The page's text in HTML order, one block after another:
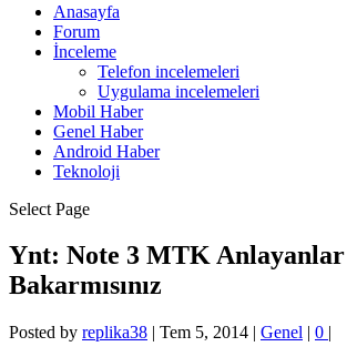
Anasayfa
Forum
İnceleme
Telefon incelemeleri
Uygulama incelemeleri
Mobil Haber
Genel Haber
Android Haber
Teknoloji
Select Page
Ynt: Note 3 MTK Anlayanlar
Bakarmısınız
Posted by replika38 | Tem 5, 2014 | Genel | 0 |